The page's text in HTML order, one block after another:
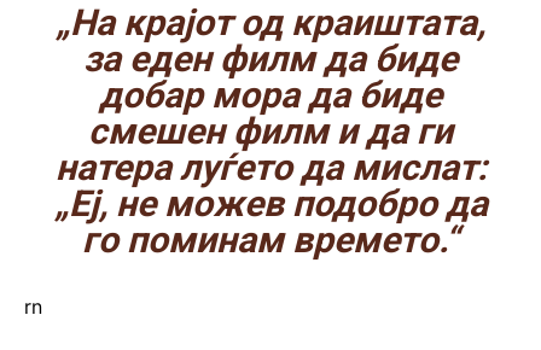
„На крајот од краиштата,
за еден филм да биде
добар мора да биде
смешен филм и да ги
натера луѓето да мислат:
„Еј, не можев подобро да
го поминам времето.“
rn